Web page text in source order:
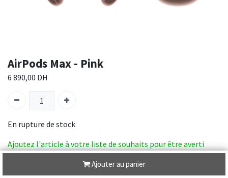
Ajouter au panier
AirPods Max - Pink
6 890,00 DH
En rupture de stock
Ajoutez l'article à votre liste de souhaits pour être averti
lorsque le produit sera de nouveau en stock.